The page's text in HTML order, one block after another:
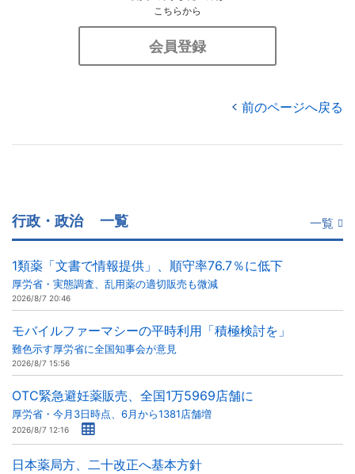
こちらから
会員登録
前のページへ戻る
行政・政治 一覧 一覧
1類薬「文書で情報提供」、順守率76.7％に低下
厚労省・実態調査、乱用薬の適切販売も微減
2026/8/7 20:46
モバイルファーマシーの平時利用「積極検討を」
難色示す厚労省に全国知事会が意見
2026/8/7 15:56
OTC緊急避妊薬販売、全国1万5969店舗に
厚労省・今月3日時点、6月から1381店舗増
2026/8/7 12:16
日本薬局方、二十改正へ基本方針